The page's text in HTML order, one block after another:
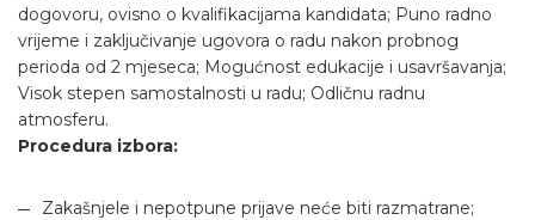
dogovoru, ovisno o kvalifikacijama kandidata; Puno radno
vrijeme i zaključivanje ugovora o radu nakon probnog
perioda od 2 mjeseca; Mogućnost edukacije i usavršavanja;
Visok stepen samostalnosti u radu; Odličnu radnu
atmosferu.
Procedura izbora:
Zakašnjele i nepotpune prijave neće biti razmatrane;